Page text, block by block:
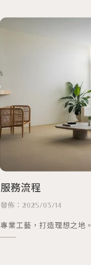
服務流程
發佈：2025/03/14
專業工藝，打造理想之地。